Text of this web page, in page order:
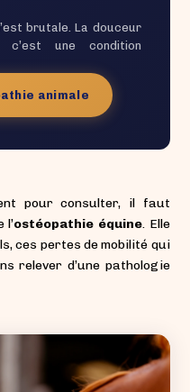
brutale. La douceur
une condition
animale
pour consulter, il faut
l’ostéopathie équine. Elle
ces pertes de mobilité qui
relever d’une pathologie